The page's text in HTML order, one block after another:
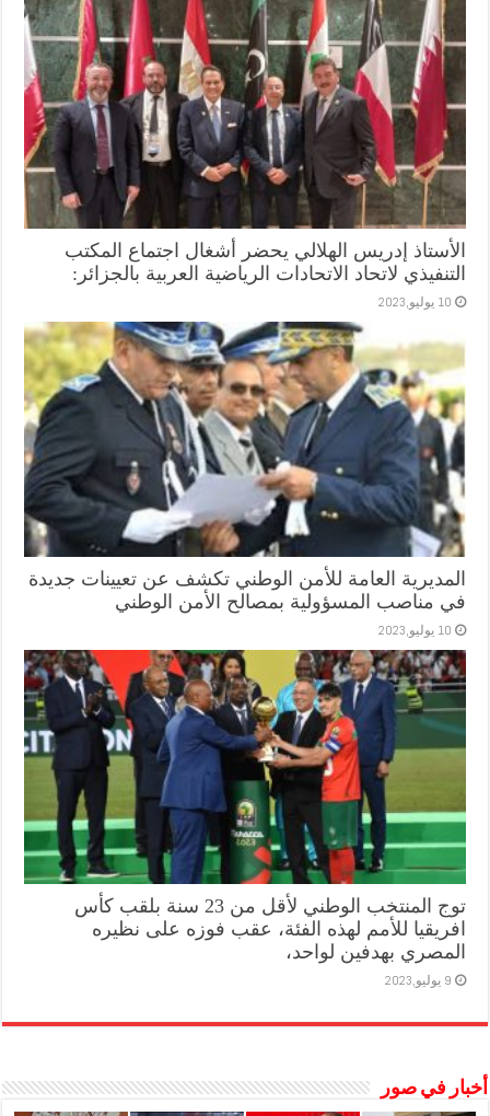
الأستاذ إدريس الهلالي يحضر أشغال اجتماع المكتب
التنفيذي لاتحاد الاتحادات الرياضية العربية بالجزائر:
10 يوليو,2023
المديرية العامة للأمن الوطني تكشف عن تعيينات جديدة
في مناصب المسؤولية بمصالح الأمن الوطني
10 يوليو,2023
توج المنتخب الوطني لأقل من 23 سنة بلقب كأس
افريقيا للأمم لهذه الفئة، عقب فوزه على نظيره
المصري بهدفين لواحد،
9 يوليو,2023
أخبار في صور